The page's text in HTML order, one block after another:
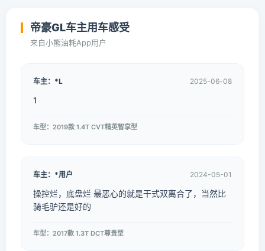
帝豪GL车主用车感受
来自小熊油耗App用户
车主：*L 2025-06-08
1
车型：2019款 1.4T CVT精英智享型
车主：*用户 2024-05-01
操控烂，底盘烂 最恶心的就是干式双离合了，当然比
骑毛驴还是好的
车型：2017款 1.3T DCT尊贵型